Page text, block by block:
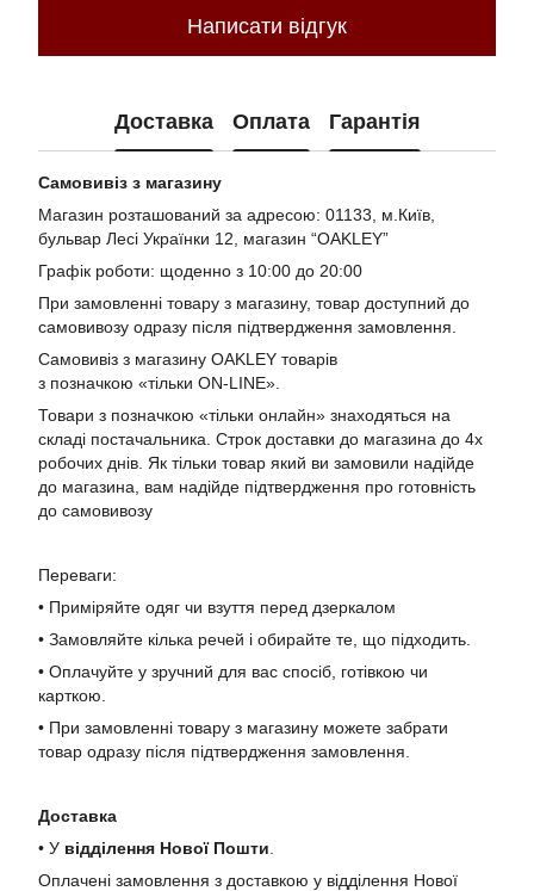
Написати відгук
Доставка Оплата Гарантія
Самовивіз з магазину
Магазин розташований за адресою: 01133, м.Київ,
бульвар Лесі Українки 12, магазин “OAKLEY”
Графік роботи: щоденно з 10:00 до 20:00
При замовленні товару з магазину, товар доступний до
самовивозу одразу після підтвердження замовлення.
Самовивіз з магазину OAKLEY товарів
з позначкою «тільки ON-LINE».
Товари з позначкою «тільки онлайн» знаходяться на
складі постачальника. Строк доставки до магазина до 4х
робочих днів. Як тільки товар який ви замовили надійде
до магазина, вам надійде підтвердження про готовність
до самовивозу
Переваги:
• Приміряйте одяг чи взуття перед дзеркалом
• Замовляйте кілька речей і обирайте те, що підходить.
• Оплачуйте у зручний для вас спосіб, готівкою чи
карткою.
• При замовленні товару з магазину можете забрати
товар одразу після підтвердження замовлення.
Доставка
• У відділення Нової Пошти
Оплачені замовлення з доставкою у відділення Нової